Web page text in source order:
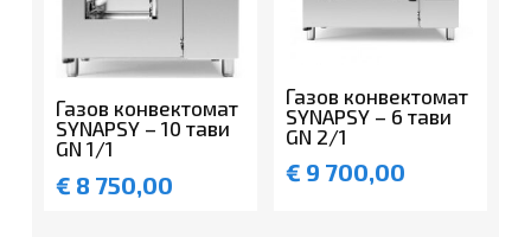
Газов конвектомат
SYNAPSY – 10 тави
GN 1/1
€ 8 750,00
Газов конвектомат
SYNAPSY – 6 тави
GN 2/1
€ 9 700,00